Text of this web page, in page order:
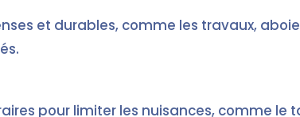
et durables, comme les travaux,
pour limiter les nuisances, comme le